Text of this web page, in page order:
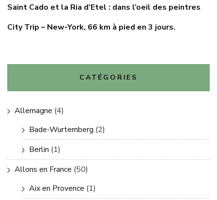
Saint Cado et la Ria d’Etel : dans l’oeil des peintres
City Trip – New-York, 66 km à pied en 3 jours.
CATÉGORIES
Allemagne (4)
Bade-Wurtemberg (2)
Berlin (1)
Allons en France (50)
Aix en Provence (1)